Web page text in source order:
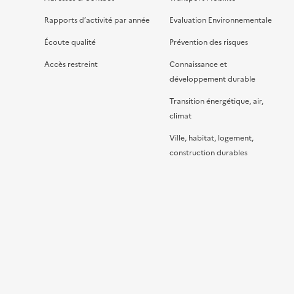
Rapports d’activité par année
Écoute qualité
Accès restreint
Evaluation Environnementale
Prévention des risques
Connaissance et
développement durable
Transition énergétique, air,
climat
Ville, habitat, logement,
construction durables